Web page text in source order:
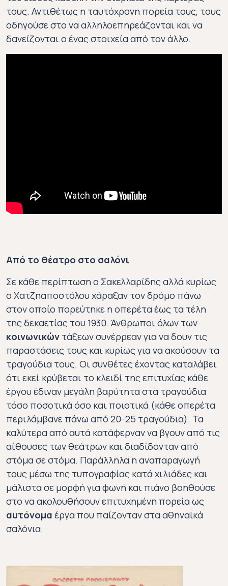
τους. Αντιθέτως η ταυτόχρονη πορεία τους, τους
οδηγούσε στο να αλληλοεπηρεάζονται και να
δανείζονται ο ένας στοιχεία από τον άλλο.
Από το θέατρο στο σαλόνι
Σε κάθε περίπτωση ο Σακελλαρίδης αλλά κυρίως
ο Χατζηαποστόλου χάραξαν τον δρόμο πάνω
στον οποίο πορεύτηκε η οπερέτα έως τα τέλη
της δεκαετίας του 1930. Άνθρωποι όλων των
κοινωνικών τάξεων συνέρρεαν για να δουν τις
παραστάσεις τους και κυρίως για να ακούσουν τα
τραγούδια τους. Οι συνθέτες έχοντας καταλάβει
ότι εκεί κρύβεται το κλειδί της επιτυχίας κάθε
έργου έδιναν μεγάλη βαρύτητα στα τραγούδια
τόσο ποσοτικά όσο και ποιοτικά (κάθε οπερέτα
περιλάμβανε πάνω από 20-25 τραγούδια). Τα
καλύτερα από αυτά κατάφερναν να βγουν από τις
αίθουσες των θεάτρων και διαδίδονταν από
στόμα σε στόμα. Παράλληλα η αναπαραγωγή
τους μέσω της τυπογραφίας κατά χιλιάδες και
μάλιστα σε μορφή για φωνή και πιάνο βοηθούσε
στο να ακολουθήσουν επιτυχημένη πορεία ως
αυτόνομα έργα που παίζονταν στα αθηναϊκά
σαλόνια.